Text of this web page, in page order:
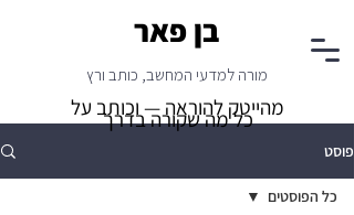
בן פאר
מורה למדעי המחשב, כותב ורץ
מהייטק להוראה — וכותב על
כל מה שקורה בדרך
פוסט
כל הפוסטים